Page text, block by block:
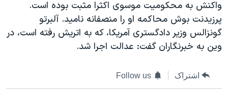
چهل سال گروگان‌گیری
قانون شفافیت دارائی کادر رهبری ایران
اعتراضات مردمی آبان ۹۸
نرگس محمدی برنده جایزه نوبل صلح
واکنش به محکومیت موسوی اکثرا مثبت بوده است.
پرزیدنت بوش محاکمه او را منصفانه نامید. آلبرتو
گونزالس وزیر دادگستری آمریکا، که به اتریش رفته است، در
وین به خبرنگاران گفت: عدالت اجرا شد.
اشتراک Follow us